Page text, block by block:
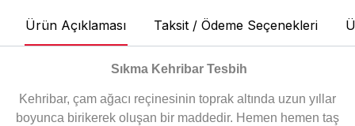
Ürün Açıklaması Taksit / Ödeme Seçenekleri
Sıkma Kehribar Tesbih
Kehribar, çam ağacı reçinesinin toprak altında uzun yıllar
boyunca birikerek oluşan bir maddedir. Hemen hemen taş